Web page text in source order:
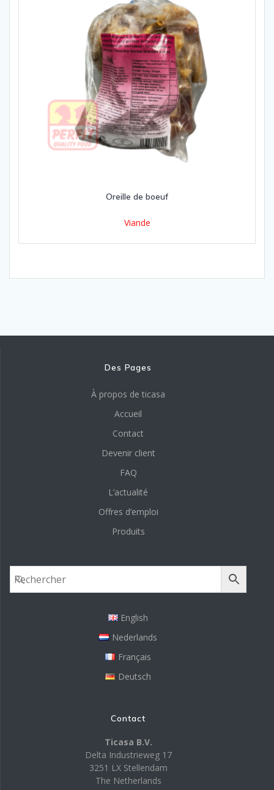
Oreille de boeuf
Viande
Des Pages
À propos de ticasa
Accueil
Contact
Devenir client
FAQ
L’actualité
Offres d’emploi
Produits
English
Nederlands
Français
Deutsch
Contact
Ticasa B.V.
Delta Industrieweg 17
3251 LX Stellendam
The Netherlands